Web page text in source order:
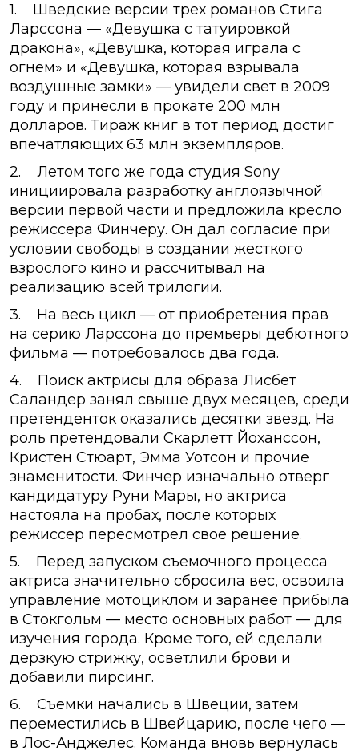
1. Шведские версии трех романов Стига
Ларссона — «Девушка с татуировкой
дракона», «Девушка, которая играла с
огнем» и «Девушка, которая взрывала
воздушные замки» — увидели свет в 2009
году и принесли в прокате 200 млн
долларов. Тираж книг в тот период достиг
впечатляющих 63 млн экземпляров.
2. Летом того же года студия Sony
инициировала разработку англоязычной
версии первой части и предложила кресло
режиссера Финчеру. Он дал согласие при
условии свободы в создании жесткого
взрослого кино и рассчитывал на
реализацию всей трилогии.
3. На весь цикл — от приобретения прав
на серию Ларссона до премьеры дебютного
фильма — потребовалось два года.
4. Поиск актрисы для образа Лисбет
Саландер занял свыше двух месяцев, среди
претенденток оказались десятки звезд. На
роль претендовали Скарлетт Йоханссон,
Кристен Стюарт, Эмма Уотсон и прочие
знаменитости. Финчер изначально отверг
кандидатуру Руни Мары, но актриса
настояла на пробах, после которых
режиссер пересмотрел свое решение.
5. Перед запуском съемочного процесса
актриса значительно сбросила вес, освоила
управление мотоциклом и заранее прибыла
в Стокгольм — место основных работ — для
изучения города. Кроме того, ей сделали
дерзкую стрижку, осветлили брови и
добавили пирсинг.
6. Съемки начались в Швеции, затем
переместились в Швейцарию, после чего —
в Лос-Анджелес. Команда вновь вернулась